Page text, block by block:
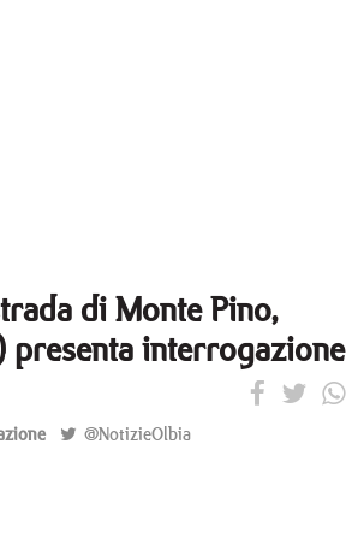
di Monte Pino,
presenta interrogazione
@NotizieOlbia